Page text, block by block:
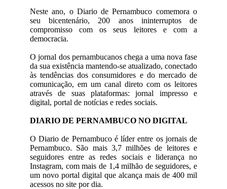
Neste ano, o Diario de Pernambuco comemora o
seu bicentenário, 200 anos ininterruptos de
compromisso com os seus leitores e com a
democracia.
O jornal dos pernambucanos chega a uma nova fase
da sua existência mantendo-se atualizado, conectado
às tendências dos consumidores e do mercado de
comunicação, em um canal direto com os leitores
através de suas plataformas: jornal impresso e
digital, portal de notícias e redes sociais.
DIARIO DE PERNAMBUCO NO DIGITAL
O Diario de Pernambuco é líder entre os jornais de
Pernambuco. São mais 3,7 milhões de leitores e
seguidores entre as redes sociais e liderança no
Instagram, com mais de 1,4 milhão de seguidores, e
um novo portal digital que alcança mais de 400 mil
acessos no site por dia.